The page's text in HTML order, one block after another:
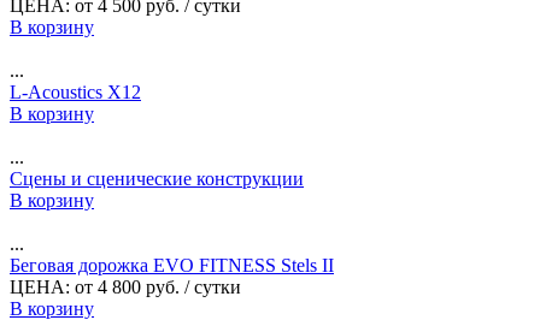
ЦЕНА: от 4 500 руб. / сутки
В корзину
...
L-Acoustics X12
В корзину
...
Сцены и сценические конструкции
В корзину
...
Беговая дорожка ЕVО FITNЕSS Stels II
ЦЕНА: от 4 800 руб. / сутки
В корзину